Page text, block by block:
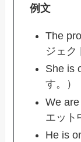
例文
The
ジェク
She is
す。）
We
エット
He is